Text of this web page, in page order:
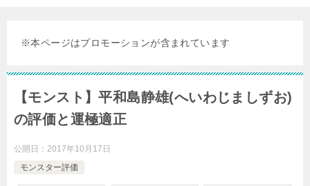
※本ページはプロモーションが含まれています
【モンスト】平和島静雄(へいわじましずお)
の評価と運極適正
公開日： 2017年10月17日
モンスター評価